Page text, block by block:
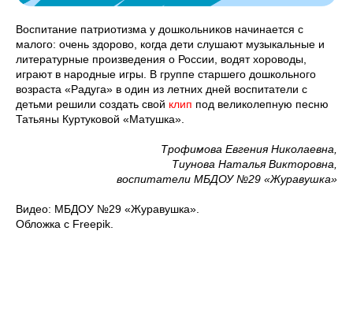
Воспитание патриотизма у дошкольников начинается с
малого: очень здорово, когда дети слушают музыкальные и
литературные произведения о России, водят хороводы,
играют в народные игры. В группе старшего дошкольного
возраста «Радуга» в один из летних дней воспитатели с
детьми решили создать свой клип под великолепную песню
Татьяны Куртуковой «Матушка».
Трофимова Евгения Николаевна,
Тиунова Наталья Викторовна,
воспитатели МБДОУ №29 «Журавушка»
Видео: МБДОУ №29 «Журавушка».
Обложка с Freepik.